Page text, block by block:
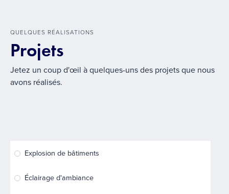
QUELQUES RÉALISATIONS
Projets
Jetez un coup d'œil à quelques-uns des projets que nous
avons réalisés.
Explosion de bâtiments
Éclairage d'ambiance